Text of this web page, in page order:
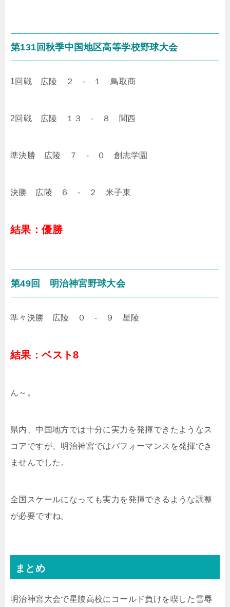
第131回秋季中国地区高等学校野球大会
1回戦 広陵 ２ - １ 鳥取商
2回戦 広陵 １３ - ８ 関西
準決勝 広陵 ７ - ０ 創志学園
決勝 広陵 ６ - ２ 米子東
結果：優勝
第49回 明治神宮野球大会
準々決勝 広陵 ０ - ９ 星陵
結果：ベスト8
ん～。
県内、中国地方では十分に実力を発揮できたようなス
コアですが、明治神宮ではパフォーマンスを発揮でき
ませんでした。
全国スケールになっても実力を発揮できるような調整
が必要ですね。
まとめ
明治神宮大会で星陵高校にコールド負けを喫した雪辱